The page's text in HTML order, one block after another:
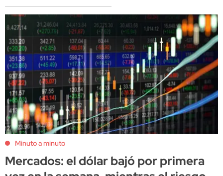
Minuto a minuto
Mercados: el dólar bajó por primera